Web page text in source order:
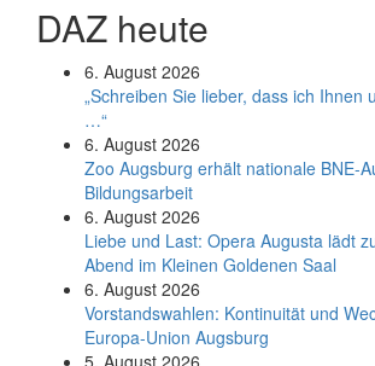
DAZ heute
6. August 2026
„Schreiben Sie lieber, dass ich Ihnen
…“
6. August 2026
Zoo Augsburg erhält nationale BNE-
Bildungsarbeit
6. August 2026
Liebe und Last: Opera Augusta lädt
Abend im Kleinen Goldenen Saal
6. August 2026
Vorstandswahlen: Kontinuität und
Europa-Union Augsburg
5. August 2026